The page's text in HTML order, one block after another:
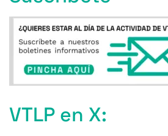
VTLP en X: